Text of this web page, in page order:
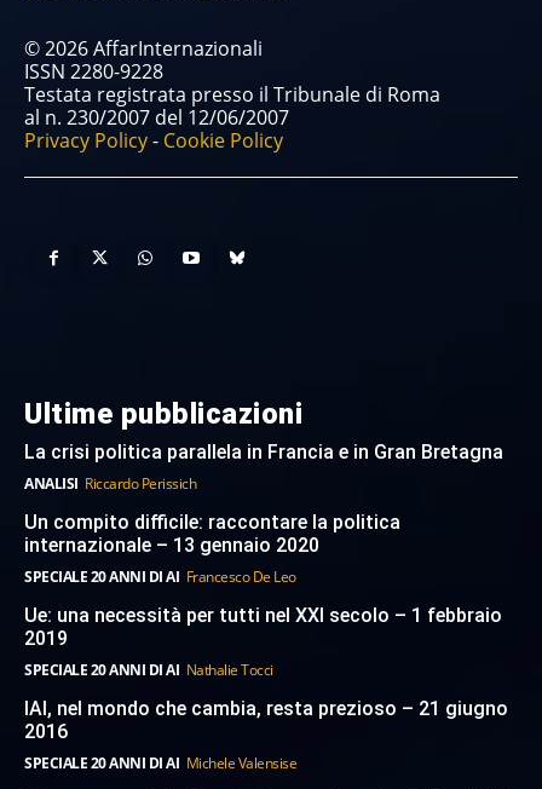
© 2026 AffarInternazionali
ISSN 2280-9228
Testata registrata presso il Tribunale di Roma
al n. 230/2007 del 12/06/2007
Privacy Policy- Cookie Policy
Ultime pubblicazioni
La crisi politica parallela in Francia e in Gran Bretagna
ANALISI Riccardo Perissich
Un compito difficile: raccontare la politica
internazionale – 13 gennaio 2020
SPECIALE 20 ANNI DI AI Francesco De Leo
Ue: una necessità per tutti nel XXI secolo – 1 febbraio
2019
SPECIALE 20 ANNI DI AI Nathalie Tocci
IAI, nel mondo che cambia, resta prezioso – 21 giugno
2016
SPECIALE 20 ANNI DI AI Michele Valensise